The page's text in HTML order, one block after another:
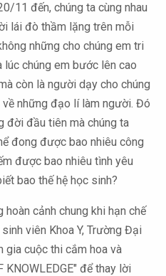
11 đến, chúng ta cùng nhau
lái đò thầm lặng trên mỗi
những cho chúng em tri
chúng em bước lên cao
còn là người dạy cho chúng
những đạo lí làm người. Đó
đời đầu tiên mà chúng ta
đong được bao nhiêu công
được bao nhiêu tình yêu
bao thế hệ học sinh?
cảnh chung khi hạn chế
viên Khoa Y, Trường Đại
gia cuộc thi cắm hoa và
KNOWLEDGE" để thay lời